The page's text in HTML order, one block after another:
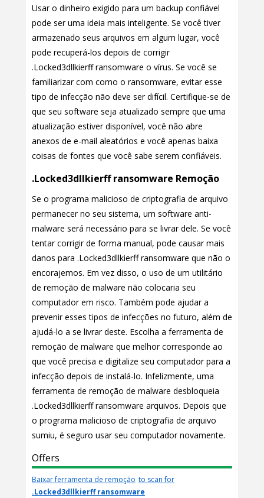
Usar o dinheiro exigido para um backup confiável
pode ser uma ideia mais inteligente. Se você tiver
armazenado seus arquivos em algum lugar, você
pode recuperá-los depois de corrigir
.Locked3dllkierff ransomware o vírus. Se você se
familiarizar com como o ransomware, evitar esse
tipo de infecção não deve ser difícil. Certifique-se de
que seu software seja atualizado sempre que uma
atualização estiver disponível, você não abre
anexos de e-mail aleatórios e você apenas baixa
coisas de fontes que você sabe serem confiáveis.
.Locked3dllkierff ransomware Remoção
Se o programa malicioso de criptografia de arquivo
permanecer no seu sistema, um software anti-
malware será necessário para se livrar dele. Se você
tentar corrigir de forma manual, pode causar mais
danos para .Locked3dllkierff ransomware que não o
encorajemos. Em vez disso, o uso de um utilitário
de remoção de malware não colocaria seu
computador em risco. Também pode ajudar a
prevenir esses tipos de infecções no futuro, além de
ajudá-lo a se livrar deste. Escolha a ferramenta de
remoção de malware que melhor corresponde ao
que você precisa e digitalize seu computador para a
infecção depois de instalá-lo. Infelizmente, uma
ferramenta de remoção de malware desbloqueia
.Locked3dllkierff ransomware arquivos. Depois que
o programa malicioso de criptografia de arquivo
sumiu, é seguro usar seu computador novamente.
Offers
Baixar ferramenta de remoção to scan for
.Locked3dllkierff ransomware